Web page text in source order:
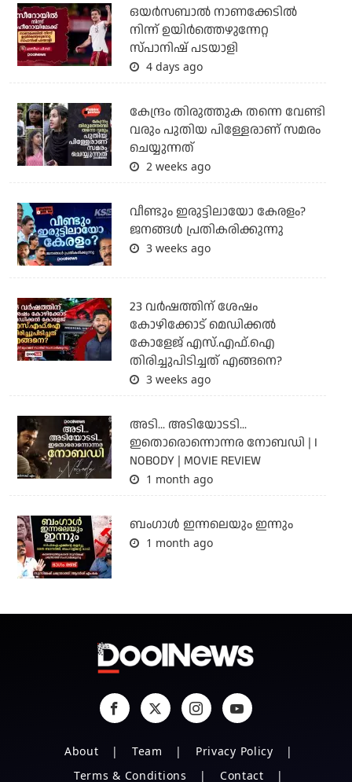
ഒയര്‍സബാൽ നാണക്കേടിൽ
നിന്ന് ഉയിർത്തെഴുന്നേറ്റ
സ്പാനിഷ് പടയാളി
4 days ago
കേന്ദ്രം തിരുത്തുക തന്നെ വേണ്ടി
വരും പുതിയ പിള്ളേരാണ് സമരം
ചെയ്യുന്നത്
2 weeks ago
വീണ്ടും ഇരുട്ടിലായോ കേരളം?
ജനങ്ങൾ പ്രതികരിക്കുന്നു
3 weeks ago
23 വർഷത്തിന് ശേഷം
കോഴിക്കോട് മെഡിക്കൽ
കോളേജ് എസ്.എഫ്.ഐ
തിരിച്ചുപിടിച്ചത് എങ്ങനെ?
3 weeks ago
അടി... അടിയോടടി...
ഇതൊരൊന്നൊന്നര നോബഡി | I
NOBODY | MOVIE REVIEW
1 month ago
ബംഗാള്‍ ഇന്നലെയും ഇന്നും
1 month ago
About Team
Privacy Policy
Terms & Conditions
Contact